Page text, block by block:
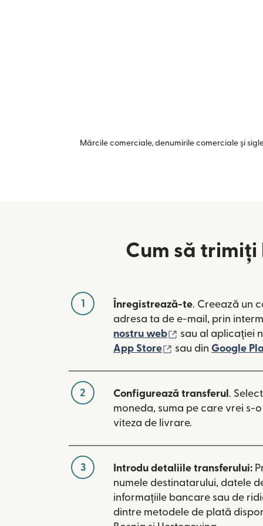
Mărcile comerciale, denumirile comerciale și
Cum să trimiți
1 Înregistrează-te. Creează un
adresa ta de e-mail, prin
nostru web
(se deschide
sau al aplicației
App Store
(se deschide într-
sau din Google
2 Configurează transferul .
moneda, suma pe care vrei s-
viteza de livrare.
3 Introdu detaliile transferului:
numele destinatarului, datele
informațiile bancare sau de
dintre metodele de plată